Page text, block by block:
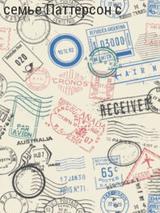
Паттерсон с